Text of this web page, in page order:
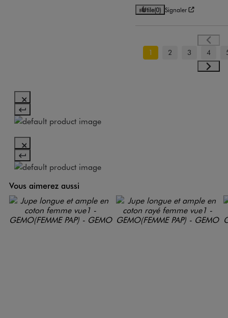
Utile(0) Signaler
1 2 3 4
Vous aimerez aussi